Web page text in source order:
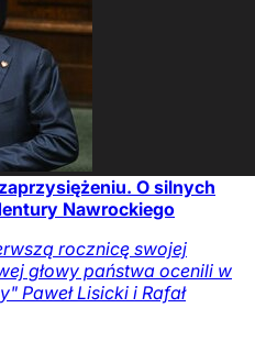
O silnych
Nawrockiego
rocznicę swojej
głowy państwa ocenili w
Paweł Lisicki i Rafał